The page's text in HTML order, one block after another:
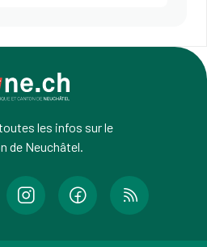
les infos sur le
de Neuchâtel.